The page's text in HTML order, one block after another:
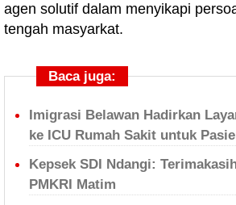
agen solutif dalam menyikapi
tengah masyarkat.
Baca juga:
Imigrasi Belawan Hadirkan
ke ICU Rumah Sakit untuk
Kepsek SDI Ndangi:
PMKRI Matim